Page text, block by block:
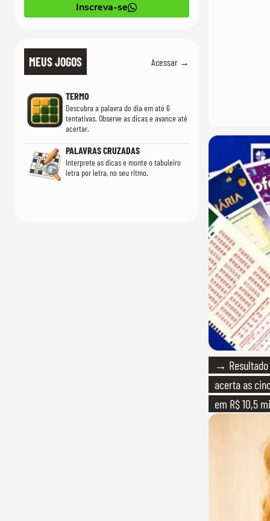
→ Resultado
acerta as
em R$ 10,5
Inscreva-se
MEUS JOGOS Acessar →
TERMO
Descubra a palavra do dia em até 6
tentativas. Observe as dicas e avance até
acertar.
PALAVRAS CRUZADAS
Interprete as dicas e monte o tabuleiro
letra por letra, no seu ritmo.